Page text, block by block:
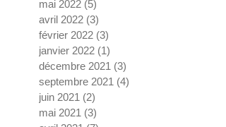
mai 2022 (5)
avril 2022 (3)
février 2022 (3)
janvier 2022 (1)
décembre 2021 (3)
septembre 2021 (4)
juin 2021 (2)
mai 2021 (3)